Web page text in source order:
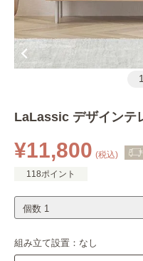
1
LaLassic デザインテ
¥11,800 (税込)
118ポイント
組み立て設置： なし